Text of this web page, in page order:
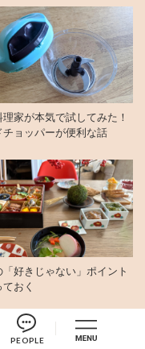
PEOPLE
理家が本気で試してみた！
チョッパーが便利な話
「好きじゃない」ポイント
おく